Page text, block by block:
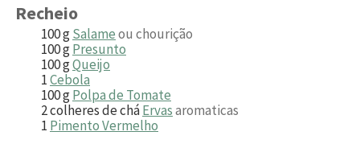
Recheio
100gSalameou chourição
100gPresunto
100gQueijo
1Cebola
100gPolpa de Tomate
2colheres de cháErvasaromaticas
1 Pimento Vermelho